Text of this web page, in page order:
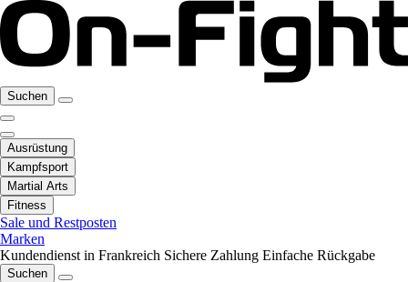
Suchen
Ausrüstung
Kampfsport
Martial Arts
Fitness
Sale und Restposten
Marken
Kundendienst in Frankreich Sichere Zahlung Einfache Rückgabe
Suchen